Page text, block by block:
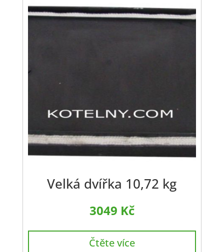
Velká dvířka 10,72 kg
3049 Kč
Čtěte více